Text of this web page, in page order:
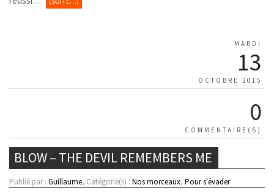
MARDI
13
OCTOBRE 2015
0
COMMENTAIRE(S)
BLOW – THE DEVIL REMEMBERS ME
Publié par : Guillaume, Catégorie(s) : Nos morceaux, Pour s'évader